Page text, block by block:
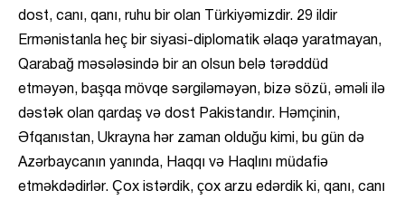
dost, canı, qanı, ruhu bir olan Türkiyəmizdir. 29 ildir
Ermənistanla heç bir siyasi-diplomatik əlaqə yaratmayan,
Qarabağ məsələsində bir an olsun belə tərəddüd
etməyən, başqa mövqe sərgiləməyən, bizə sözü, əməli ilə
dəstək olan qardaş və dost Pakistandır. Həmçinin,
Əfqanıstan, Ukrayna hər zaman olduğu kimi, bu gün də
Azərbaycanın yanında, Haqqı və Haqlını müdafiə
etməkdədirlər. Çox istərdik, çox arzu edərdik ki, qanı, canı